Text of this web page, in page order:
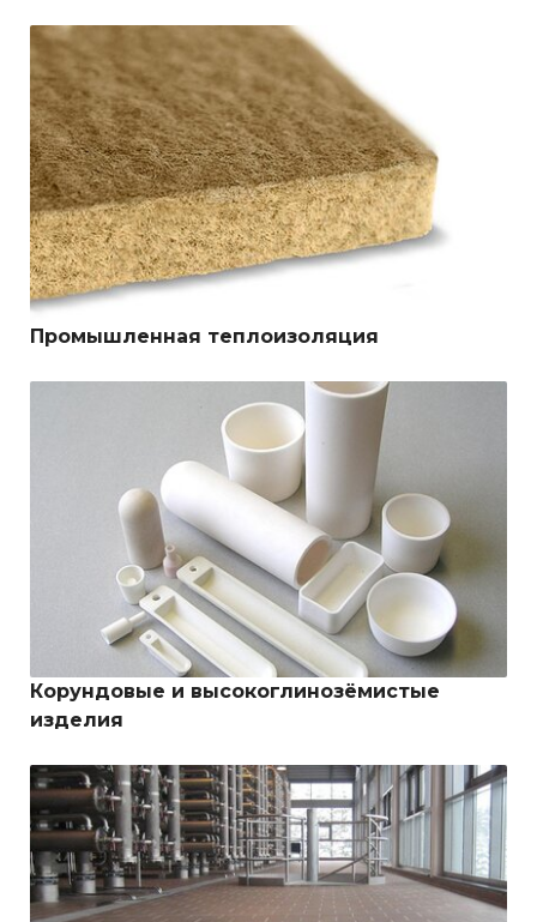
Промышленная теплоизоляция
Корундовые и высокоглинозёмистые
изделия